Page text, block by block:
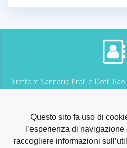
Questo sito fa uso di
l’esperienza di
raccogliere informazioni
Direttore Sanitario Prof. e Dott.
dei Medici Chirurghi di